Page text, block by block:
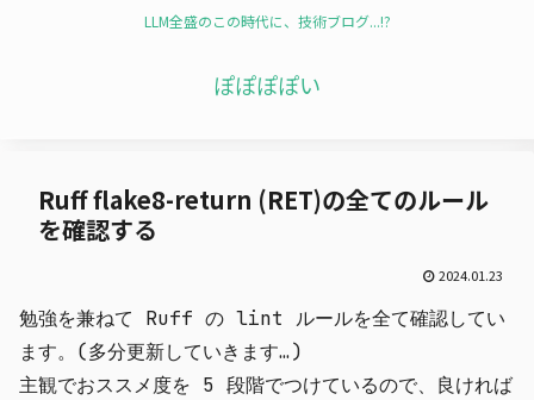
LLM全盛のこの時代に、技術ブログ...!?
ぽぽぽぽい
Ruff flake8-return (RET)の全てのルール
を確認する
2024.01.23
勉強を兼ねて Ruff の lint ルールを全て確認してい
ます。(多分更新していきます…)
主観でおススメ度を 5 段階でつけているので、良ければ